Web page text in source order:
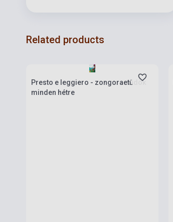
Related products
Presto e leggiero - zongoraetűdök
minden hétre